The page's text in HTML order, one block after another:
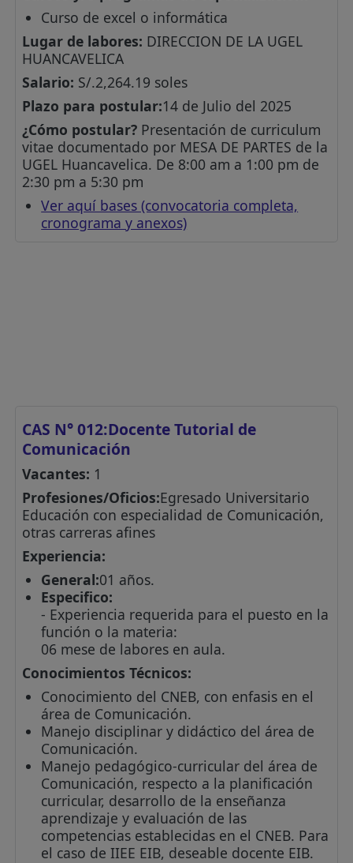
Curso de excel o informática
Lugar de labores: DIRECCION DE LA UGEL
HUANCAVELICA
Salario: S/.2,264.19 soles
Plazo para postular:14 de Julio del 2025
¿Cómo postular? Presentación de curriculum
vitae documentado por MESA DE PARTES de la
UGEL Huancavelica. De 8:00 am a 1:00 pm de
2:30 pm a 5:30 pm
Ver aquí bases (convocatoria completa,
cronograma y anexos)
CAS N° 012:Docente Tutorial de
Comunicación
Vacantes: 1
Profesiones/Oficios:Egresado Universitario
Educación con especialidad de Comunicación,
otras carreras afines
Experiencia:
General:01 años.
Especifico:
- Experiencia requerida para el puesto en la
función o la materia:
06 mese de labores en aula.
Conocimientos Técnicos:
Conocimiento del CNEB, con enfasis en el
área de Comunicación.
Manejo disciplinar y didáctico del área de
Comunicación.
Manejo pedagógico-curricular del área de
Comunicación, respecto a la planificación
curricular, desarrollo de la enseñanza
aprendizaje y evaluación de las
competencias establecidas en el CNEB. Para
el caso de IIEE EIB, deseable docente EIB.